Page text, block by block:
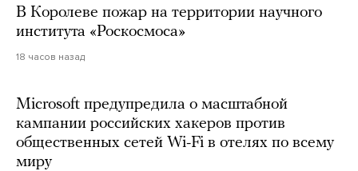
В Королеве пожар на территории научного
института «Роскосмоса»
18 часов назад
Microsoft предупредила о масштабной
кампании российских хакеров против
общественных сетей Wi-Fi в отелях по всему
миру